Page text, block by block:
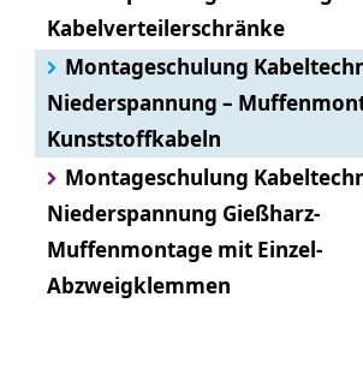
Kabelverteilerschränke
Montageschulung
Niederspannung –
Kunststoffkabeln
Montageschulung
Niederspannung Gießharz-
Muffenmontage mit Einzel-
Abzweigklemmen